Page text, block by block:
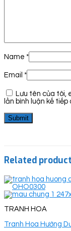
Name *
Email *
Lưu tên của tôi,
lần bình luận kế tiếp
Related
TRANH HOA
Tranh Hoa Hướng